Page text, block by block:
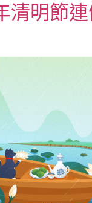
清明節